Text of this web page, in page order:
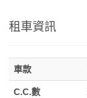
租車資訊
車款
C.C.數